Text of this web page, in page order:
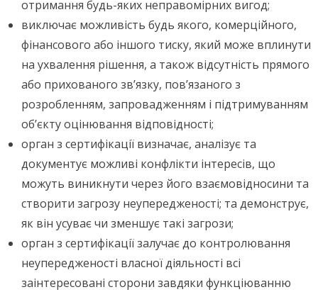
отримання будь-яких неправомірних вигод;
виключає можливість будь якого, комерційного,
фінансового або іншого тиску, який може вплинути
на ухвалення рішення, а також відсутність прямого
або прихованого зв’язку, пов’язаного з
розробленням, запровадженням і підтримуванням
об’єкту оцінювання відповідності;
орган з сертифікації визначає, аналізує та
документує можливі конфлікти інтересів, що
можуть виникнути через його взаємовідносини та
створити загрозу неупередженості; та демонструє,
як він усуває чи зменшує такі загрози;
орган з сертифікації залучає до контролювання
неупередженості власної діяльності всі
заінтересовані сторони завдяки функціюванню